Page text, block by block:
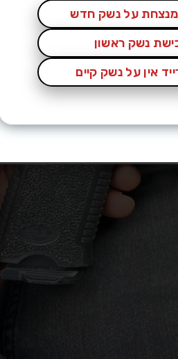
על נשק חדש
נשק ראשון
אין על נשק קיים